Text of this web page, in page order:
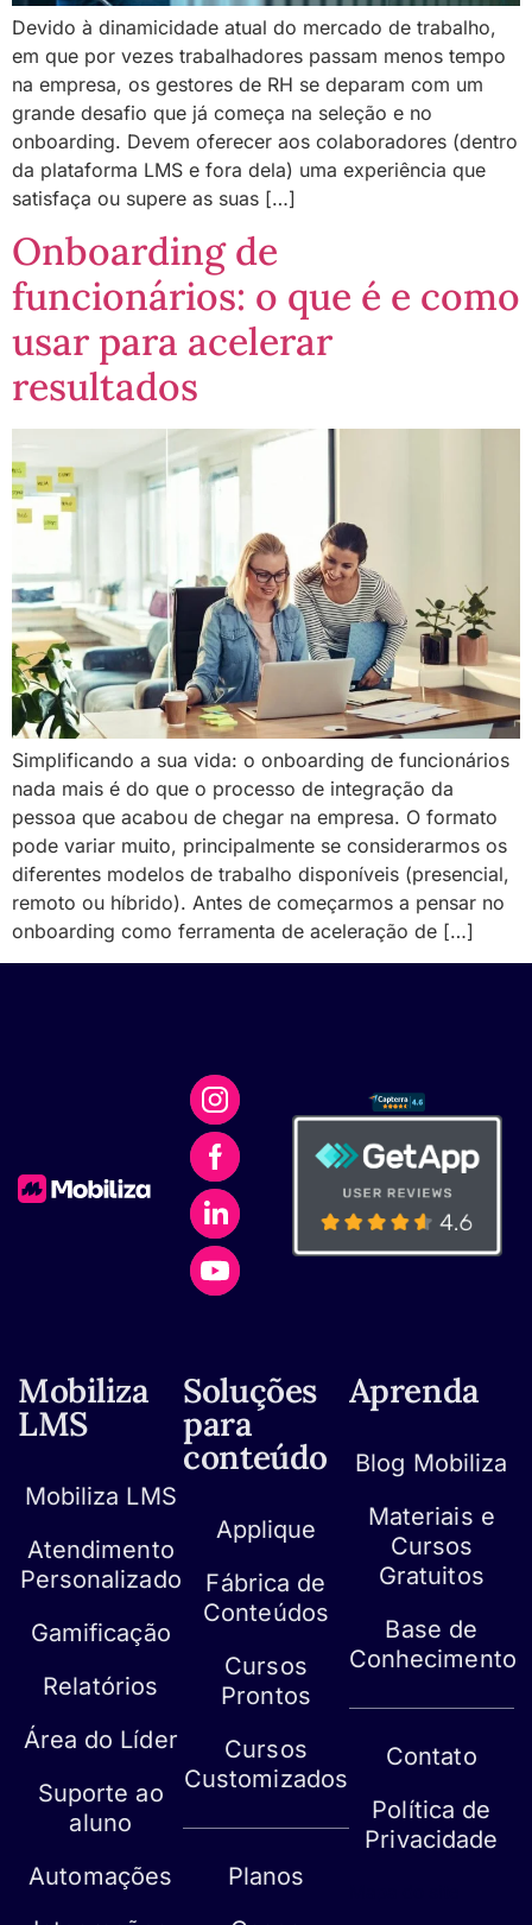
Devido à dinamicidade atual do mercado de trabalho,
em que por vezes trabalhadores passam menos tempo
na empresa, os gestores de RH se deparam com um
grande desafio que já começa na seleção e no
onboarding. Devem oferecer aos colaboradores (dentro
da plataforma LMS e fora dela) uma experiência que
satisfaça ou supere as suas […]
Onboarding de
funcionários: o que é e como
usar para acelerar
resultados
Simplificando a sua vida: o onboarding de funcionários
nada mais é do que o processo de integração da
pessoa que acabou de chegar na empresa. O formato
pode variar muito, principalmente se considerarmos os
diferentes modelos de trabalho disponíveis (presencial,
remoto ou híbrido). Antes de começarmos a pensar no
onboarding como ferramenta de aceleração de […]
Mobiliza
LMS
Mobiliza LMS
Atendimento
Personalizado
Gamificação
Relatórios
Área do Líder
Suporte ao
aluno
Automações
Soluções
para
conteúdo
Applique
Fábrica de
Conteúdos
Cursos
Prontos
Cursos
Customizados
Planos
Aprenda
Blog Mobiliza
Materiais e
Cursos
Gratuitos
Base de
Conhecimento
Contato
Política de
Privacidade